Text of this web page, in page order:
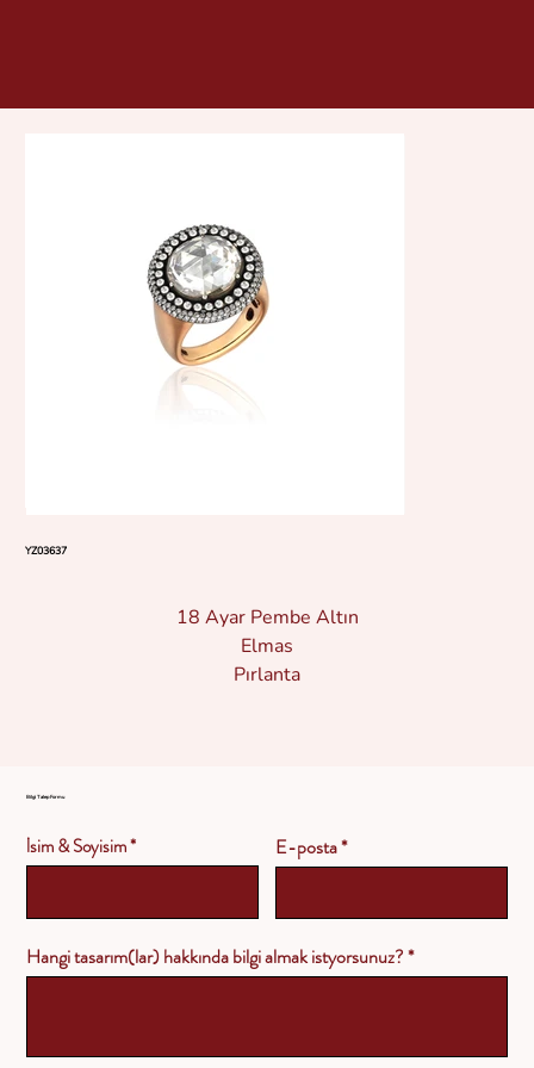
YZ03637
18 Ayar Pembe Altın
Elmas
Pırlanta
Bilgi Talep Formu
İsim & Soyisim E-posta
Hangi tasarım(lar) hakkında bilgi almak istyorsunuz?